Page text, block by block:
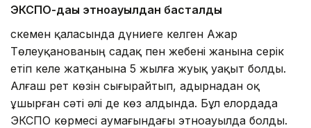
ЭКСПО-дағы этноауылдан басталды
Өскемен қаласында дүниеге келген Ажар
Төлеуқанованың садақ пен жебені жанына серік
етіп келе жатқанына 5 жылға жуық уақыт болды.
Алғаш рет көзін сығырайтып, адырнадан оқ
ұшырған сәті әлі де көз алдында. Бұл елордада
ЭКСПО көрмесі аумағындағы этноауылда болды.